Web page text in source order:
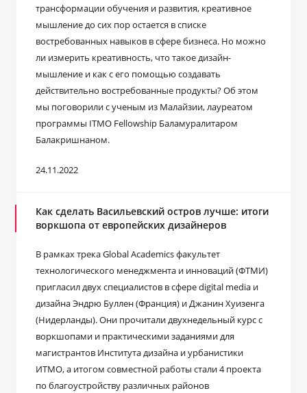
трансформации обучения и развития, креативное
мышление до сих пор остается в списке
востребованных навыков в сфере бизнеса. Но можно
ли измерить креативность, что такое дизайн-
мышление и как с его помощью создавать
действительно востребованные продукты? Об этом
мы поговорили с ученым из Малайзии, лауреатом
программы ITMO Fellowship Баламуралитаром
Балакришнаном.
24.11.2022
Как сделать Васильевский остров лучше: итоги
воркшопа от европейских дизайнеров
В рамках трека Global Academics факультет
технологического менеджмента и инноваций (ФТМИ)
пригласил двух специалистов в сфере digital media и
дизайна Эндрю Буллен (Франция) и Джанин Хуизенга
(Нидерланды). Они прочитали двухнедельный курс с
воркшопами и практическими заданиями для
магистрантов Института дизайна и урбанистики
ИТМО, а итогом совместной работы стали 4 проекта
по благоустройству различных районов